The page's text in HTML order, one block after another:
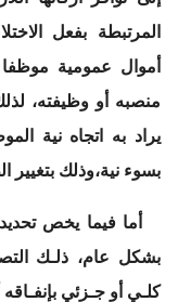
المرتبطة بفعل
أموال عمومية
منصبه أو وظيفته،
يراد به اتجاه نية
بسوء نية،وذلك
أما فيما يخص تحديد
بشكل عام، ذلـك
كلـي أو جـزئي بإنفـاقه